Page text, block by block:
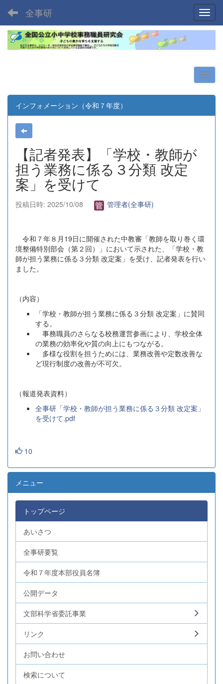
全事研
インフォメーション（令和７年度）
【記者発表】「学校・教師が
担う業務に係る３分類 改定
案」を受けて
投稿日時: 2025/10/08 管理者(全事研)
令和７年８月19日に開催された中教審「教師を取り巻く環
境整備特別部会（第２回）」において示された、「学校・教
師が担う業務に係る３分類 改定案」を受け、記者発表を行い
ました。
（内容）
「学校・教師が担う業務に係る３分類 改定案」に賛同
する。
事務職員のさらなる校務運営参画により、学校全体
の業務の効率化や質の向上にもつながる。
多様な役割を担うためには、業務改善や定数改善な
ど現行制度の改善が不可欠。
（報道発表資料）
全事研「学校・教師が担う業務に係る３分類 改定案」
を受けて.pdf
10
メニュー
トップページ
あいさつ
全事研要覧
令和７年度本部役員名簿
公開データ
文部科学省委託事業
リンク
お問い合わせ
検索について